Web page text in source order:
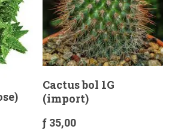
Cactus bol 1G
(import)
ƒ 35,00